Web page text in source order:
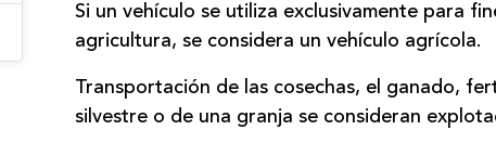
Si un vehículo se utiliza exclusivamente para
agricultura, se considera un vehículo agrícola.
Transportación de las cosechas, el ganado,
silvestre o de una granja se consideran